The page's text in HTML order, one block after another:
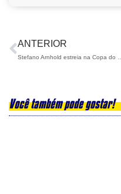
ANTERIOR
Stefano Arnhold estreia na Copa do
Você também pode gostar!